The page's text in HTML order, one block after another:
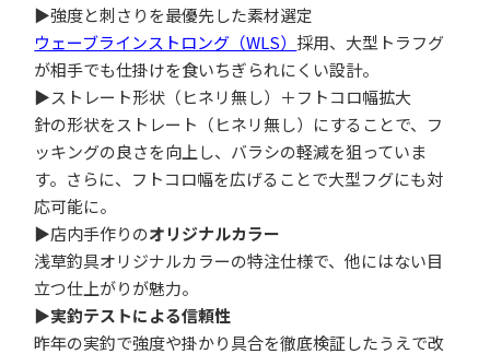
▶強度と刺さりを最優先した素材選定
ウェーブラインストロング（WLS） 採用、大型トラフグ
が相手でも仕掛けを食いちぎられにくい設計。
▶ストレート形状（ヒネリ無し）＋フトコロ幅拡大
針の形状をストレート（ヒネリ無し）にすることで、フ
ッキングの良さを向上し、バラシの軽減を狙っていま
す。さらに、フトコロ幅を広げることで大型フグにも対
応可能に。
▶店内手作りのオリジナルカラー
浅草釣具オリジナルカラーの特注仕様で、他にはない目
立つ仕上がりが魅力。
▶実釣テストによる信頼性
昨年の実釣で強度や掛かり具合を徹底検証したうえで改